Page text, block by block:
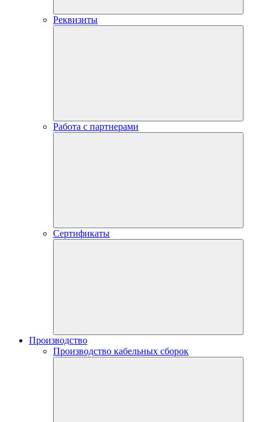
Реквизиты
Работа с партнерами
Сертификаты
Производство
Производство кабельных сборок